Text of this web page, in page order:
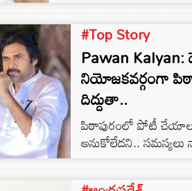
పవన్ మాట్లాడవద్దన్నారు.
నియోజకవర్గానికి 25
ప్రజలకు తెలుసని వంగా
శాసనసభ ఎన్నికలలో జనసేన
కళ్యాణ్‌, వంగా గీతలు
చేస్తున్నారు. దాంతో
రాజకీయాలు…
#Top Story
Pawan
నియోజకవర్గంగా
దిద్దుతా..
పిఠాపురంలో పోటీ
అనుకోలేదని.. సమస్యలు
అధినేత పవన్ కల్యాణ్